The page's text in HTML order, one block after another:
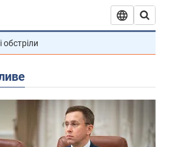
обстріли